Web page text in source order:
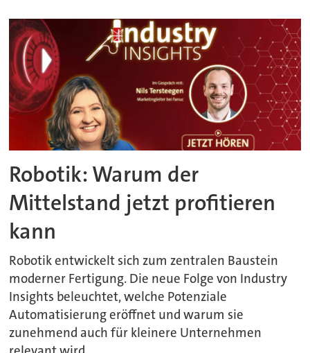
Robotik: Warum der
Mittelstand jetzt profitieren
kann
Robotik entwickelt sich zum zentralen Baustein
moderner Fertigung. Die neue Folge von Industry
Insights beleuchtet, welche Potenziale
Automatisierung eröffnet und warum sie
zunehmend auch für kleinere Unternehmen